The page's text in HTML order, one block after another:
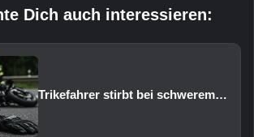
Dich auch interessieren:
Trikefahrer stirbt bei schwerem Verkehrsunfall auf der B303